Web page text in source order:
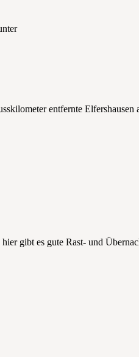
entfernte
gibt es gute Rast- und